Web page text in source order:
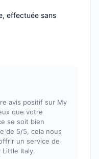
effectuée sans
avis positif sur My
que votre
se soit bien
de 5/5, cela nous
un service de
Little Italy.